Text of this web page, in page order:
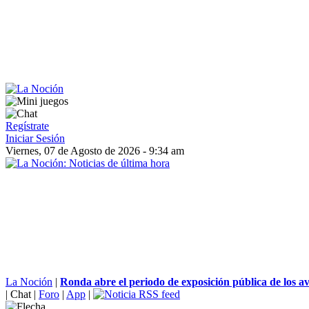
Regístrate
Iniciar Sesión
Viernes, 07 de Agosto de 2026 - 9:34 am
La Noción | Ronda abre el periodo de exposición pública de los
| Chat | Foro | App |